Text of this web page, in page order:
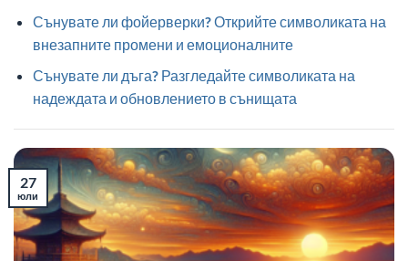
Сънувате ли фойерверки? Открийте символиката на
внезапните промени и емоционалните
Сънувате ли дъга? Разгледайте символиката на
надеждата и обновлението в сънищата
27
юли